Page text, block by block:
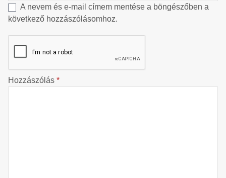
A nevem és e-mail címem mentése a böngészőben a
következő hozzászólásomhoz.
Hozzászólás *